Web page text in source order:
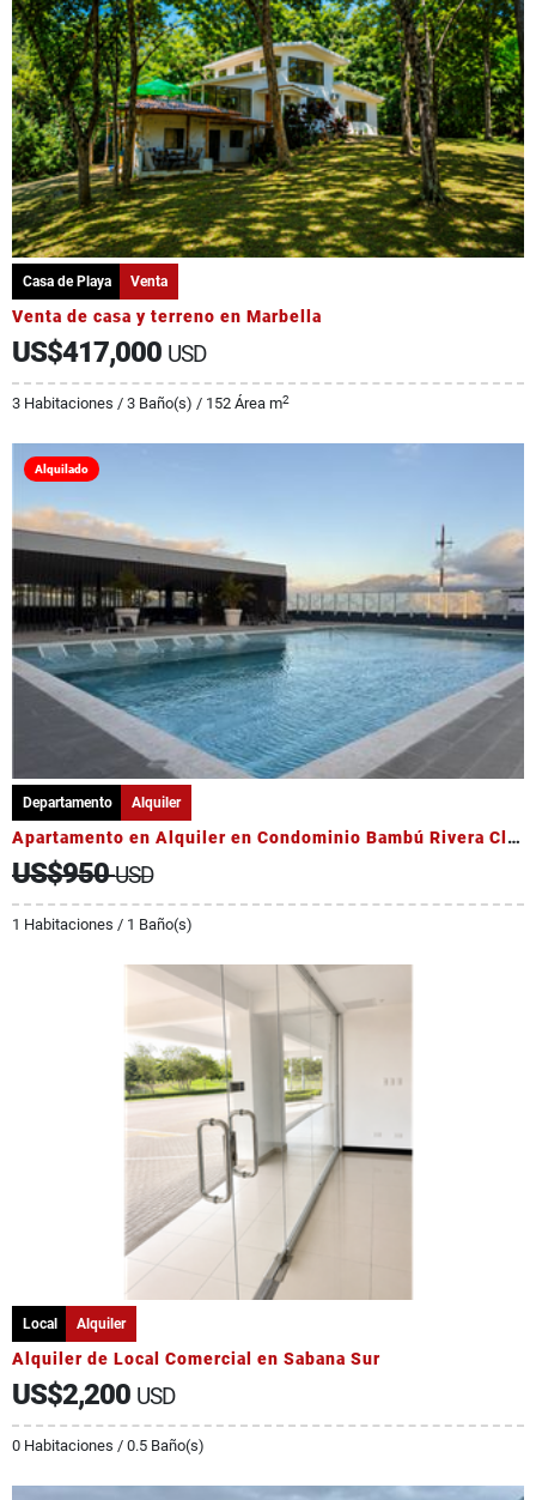
Casa de Playa Venta
Venta de casa y terreno en Marbella
US$417,000 USD
3 Habitaciones / 3 Baño(s) / 152 Área m2
Alquilado
Departamento Alquiler
Apartamento en Alquiler en Condominio Bambú Rivera Club
US$950USD
1 Habitaciones / 1 Baño(s)
Local Alquiler
Alquiler de Local Comercial en Sabana Sur
US$2,200 USD
0 Habitaciones / 0.5 Baño(s)